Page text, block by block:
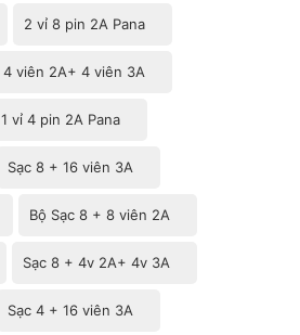
2 vỉ 8 pin 2A Pana
4 viên 2A+ 4 viên 3A
1 vỉ 4 pin 2A Pana
Sạc 8 + 16 viên 3A
Bộ Sạc 8 + 8 viên 2A
Sạc 8 + 4v 2A+ 4v 3A
Sạc 4 + 16 viên 3A